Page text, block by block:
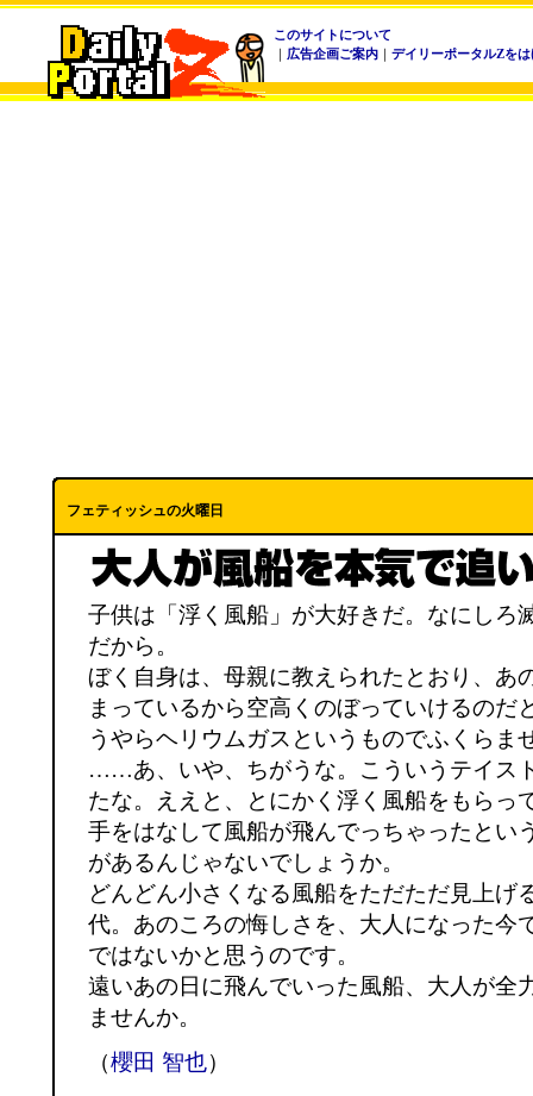
このサイトについて
｜ 広告企画ご案内 ｜ デイリーポータルZを
フェティッシュの火曜日
子供は「浮く風船」が大好きだ。なにしろ
だから。
ぼく自身は、母親に教えられたとおり、あ
まっているから空高くのぼっていけるのだ
うやらヘリウムガスというものでふくらま
……あ、いや、ちがうな。こういうテイス
たな。ええと、とにかく浮く風船をもらっ
手をはなして風船が飛んでっちゃったとい
があるんじゃないでしょうか。
どんどん小さくなる風船をただただ見上げ
代。あのころの悔しさを、大人になった今
ではないかと思うのです。
遠いあの日に飛んでいった風船、大人が全
ませんか。
（櫻田 智也）